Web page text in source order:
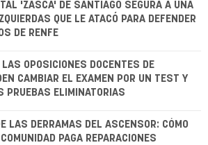
'ZASCA' DE SANTIAGO SEGURA A UNA
QUE LE ATACÓ PARA DEFENDER
DE RENFE
LAS OPOSICIONES DOCENTES DE
CAMBIAR EL EXAMEN POR UN TEST Y
PRUEBAS ELIMINATORIAS
LAS DERRAMAS DEL ASCENSOR: CÓMO
PAGA REPARACIONES